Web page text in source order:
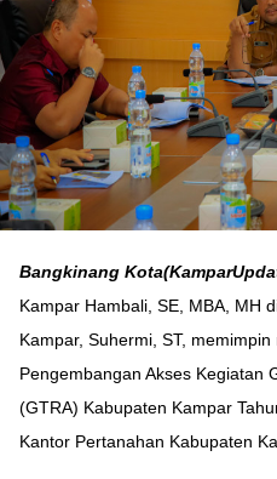
Bangkinang
Kampar Hambali, SE, MBA, MH
Kampar, Suhermi, ST,
Pengembangan Akses Kegiatan
(GTRA) Kabupaten Kampar
Kantor Pertanahan Kabupaten